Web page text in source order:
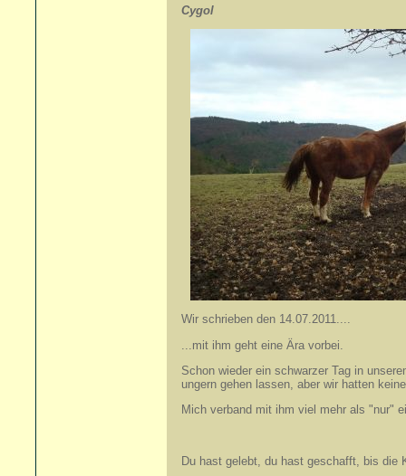
Cygol
Wir schrieben den 14.07.2011....
...mit ihm geht eine Ära vorbei.
Schon wieder ein schwarzer Tag in
ungern gehen lassen, aber wir hatten
Mich verband mit ihm viel mehr als "nur"
Du hast gelebt, du hast geschafft, bis die